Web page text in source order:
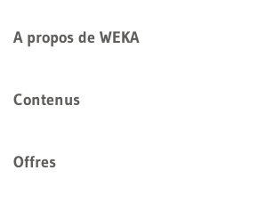
A propos de WEKA
Contenus
Offres